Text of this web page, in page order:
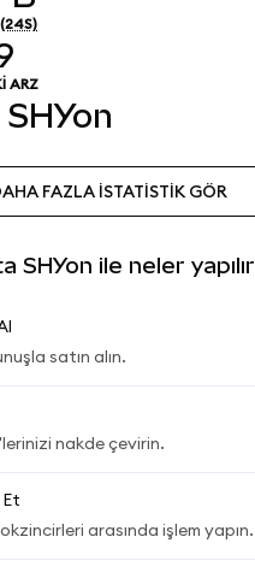
(24S)
ARZ
SHYon
FAZLA İSTATİSTİK GÖR
SHYon ile neler yapılır
satın alın.
nakde çevirin.
Et
arasında işlem yapın.